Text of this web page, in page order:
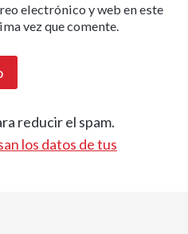
electrónico y web en este
vez que comente.
reducir el spam.
los datos de tus